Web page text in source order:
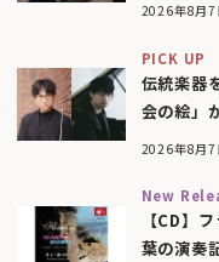
2026年8月7
PICK UP
伝統楽器
会の絵」
2026年8月7
New
【CD】
葉の演奏